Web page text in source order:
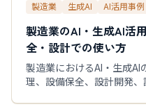
製造業 生成AI AI活用事例
製造業のAI・生成AI活
全・設計での使い方
製造業におけるAI・生成AI
理、設備保全、設計開発、